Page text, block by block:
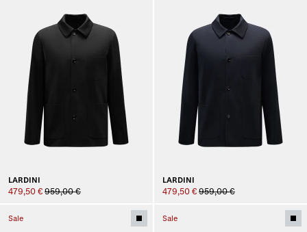
LARDINI
479,50 € 959,00 €
LARDINI
479,50 € 959,00 €
Sale Sale